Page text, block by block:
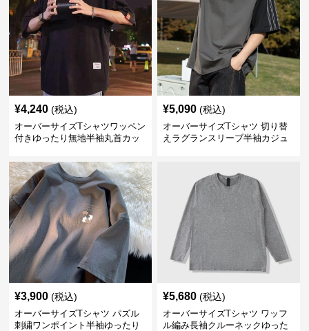
¥4,240 (税込)
オーバーサイズTシャツワッペン
付きゆったり無地半袖丸首カッ
¥5,090 (税込)
オーバーサイズTシャツ 切り替
えラグランスリーブ半袖カジュ
¥3,900 (税込)
オーバーサイズTシャツ パズル
刺繍ワンポイント半袖ゆったり
¥5,680 (税込)
オーバーサイズTシャツ ワッフ
ル編み長袖クルーネックゆった